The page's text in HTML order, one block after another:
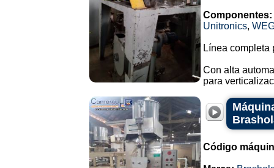
Componentes:
Unitronics,
Línea completa
Con alta
para
Código